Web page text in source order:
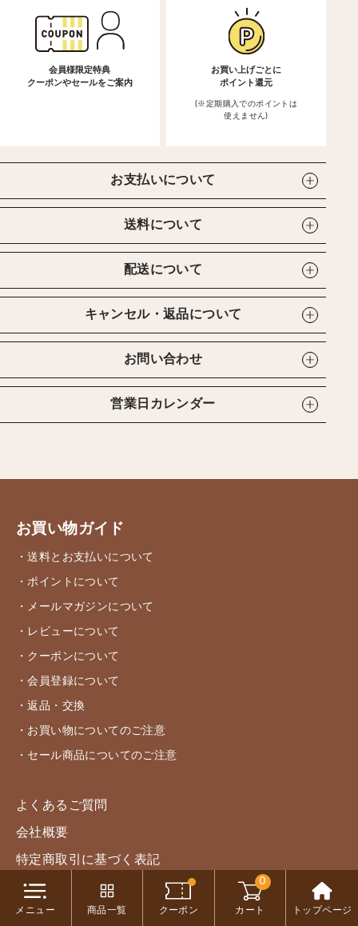
会員様限定特典
クーポンやセールをご案内
お買い上げごとに
ポイント還元
(※定期購入でのポイントは
使えません)
お支払いについて
送料について
配送について
キャンセル・返品について
お問い合わせ
営業日カレンダー
お買い物ガイド
・送料とお支払いについて
・ポイントについて
・メールマガジンについて
・レビューについて
・クーポンについて
・会員登録について
・返品・交換
・お買い物についてのご注意
・セール商品についてのご注意
よくあるご質問
会社概要
特定商取引に基づく表記
プライバシーポリシー
メニュー 商品一覧 クーポン
0
カート トップページ